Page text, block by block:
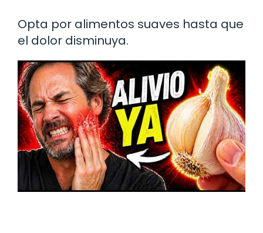
Opta por alimentos suaves hasta que
el dolor disminuya.